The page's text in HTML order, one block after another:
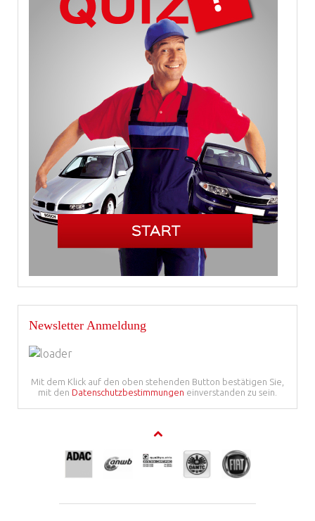
Newsletter Anmeldung
Mit dem Klick auf den oben stehenden Button bestätigen Sie,
mit den Datenschutzbestimmungen einverstanden zu sein.